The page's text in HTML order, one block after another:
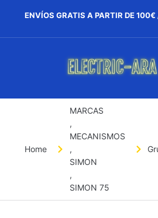
ENVÍOS GRATIS A PARTIR DE
Home
MARCAS
,
MECANISMOS
,
SIMON
,
SIMON 75